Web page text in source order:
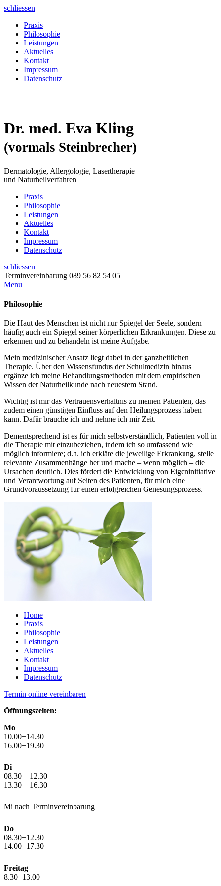
schliessen
Praxis
Philosophie
Leistungen
Aktuelles
Kontakt
Impressum
Datenschutz
Dr. med. Eva Kling
(vormals Steinbrecher)
Dermatologie, Allergologie, Lasertherapie
und Naturheilverfahren
Praxis
Philosophie
Leistungen
Aktuelles
Kontakt
Impressum
Datenschutz
schliessen
Terminvereinbarung 089 56 82 54 05
Menu
Philosophie
Die Haut des Menschen ist nicht nur Spiegel der Seele, sondern
häufig auch ein Spiegel seiner körperlichen Erkrankungen. Diese zu
erkennen und zu behandeln ist meine Aufgabe.
Mein medizinischer Ansatz liegt dabei in der ganzheitlichen
Therapie. Über den Wissensfundus der Schulmedizin hinaus
ergänze ich meine Behandlungsmethoden mit dem empirischen
Wissen der Naturheilkunde nach neuestem Stand.
Wichtig ist mir das Vertrauensverhältnis zu meinen Patienten, das
zudem einen günstigen Einfluss auf den Heilungsprozess haben
kann. Dafür brauche ich und nehme ich mir Zeit.
Dementsprechend ist es für mich selbstverständlich, Patienten voll in
die Therapie mit einzubeziehen, indem ich so umfassend wie
möglich informiere; d.h. ich erkläre die jeweilige Erkrankung, stelle
relevante Zusammenhänge her und mache – wenn möglich – die
Ursachen deutlich. Dies fördert die Entwicklung von Eigeninitiative
und Verantwortung auf Seiten des Patienten, für mich eine
Grundvoraussetzung für einen erfolgreichen Genesungsprozess.
Home
Praxis
Philosophie
Leistungen
Aktuelles
Kontakt
Impressum
Datenschutz
Termin online vereinbaren
Öffnungszeiten:
Mo
10.00−14.30
16.00−19.30
Di
08.30 – 12.30
13.30 – 16.30
Mi nach Terminvereinbarung
Do
08.30−12.30
14.00−17.30
Freitag
8.30−13.00